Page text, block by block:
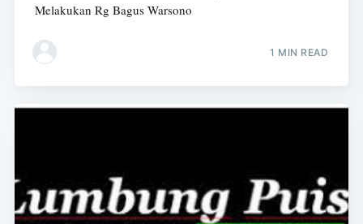
Melakukan Rg Bagus Warsono
1 MIN READ